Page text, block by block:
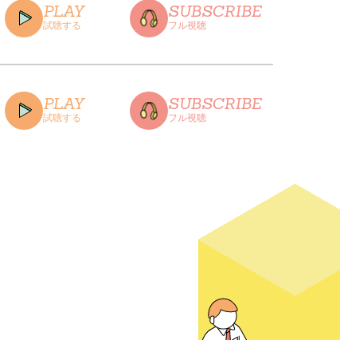
CLOSE
PLAY
試聴する
SUBSCRIBE
フル視聴
PLAY
試聴する
SUBSCRIBE
フル視聴
CLOSE